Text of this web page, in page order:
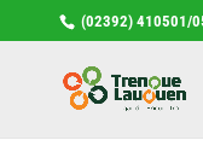
(02392) 410501/